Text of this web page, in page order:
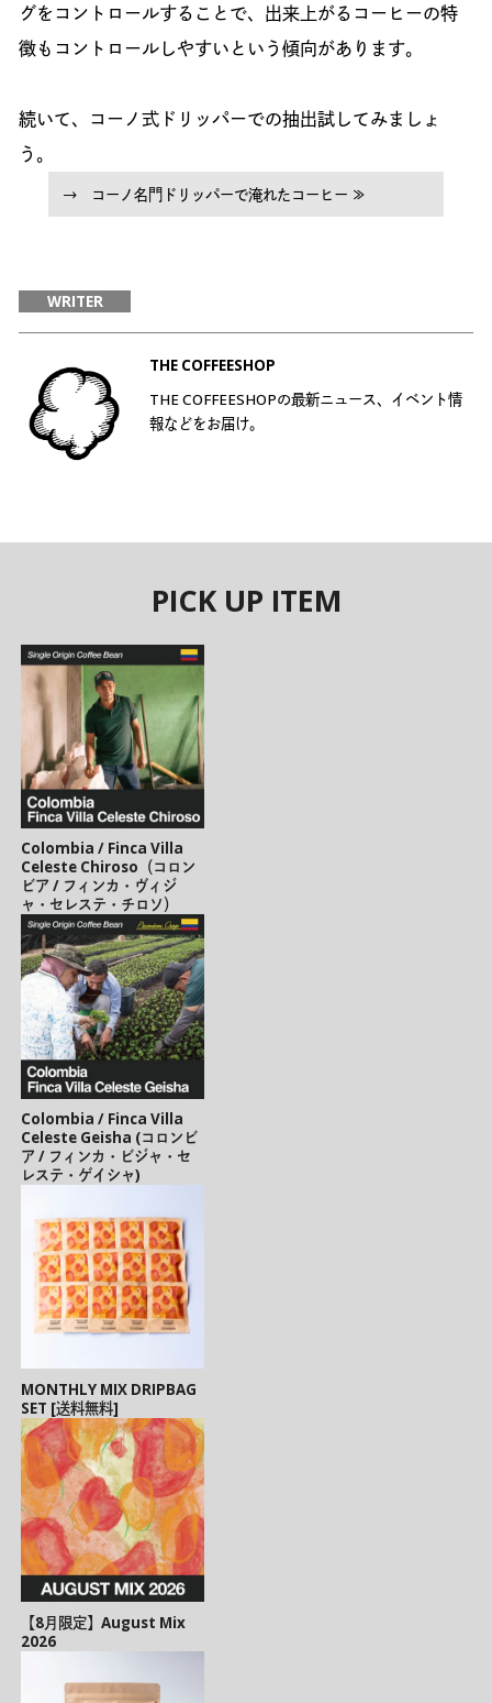
グをコントロールすることで、出来上がるコーヒーの特
徴もコントロールしやすいという傾向があります。
続いて、コーノ式ドリッパーでの抽出試してみましょ
う。
→ コーノ名門ドリッパーで淹れたコーヒー ≫
WRITER
THE COFFEESHOP
THE COFFEESHOPの最新ニュース、イベント情
報などをお届け。
PICK UP ITEM
Colombia / Finca Villa
Celeste Chiroso（コロン
ビア / フィンカ・ヴィジ
ャ・セレステ・チロソ）
Colombia / Finca Villa
Celeste Geisha (コロンビ
ア / フィンカ・ビジャ・セ
レステ・ゲイシャ)
MONTHLY MIX DRIPBAG
SET [送料無料]
【8月限定】August Mix
2026